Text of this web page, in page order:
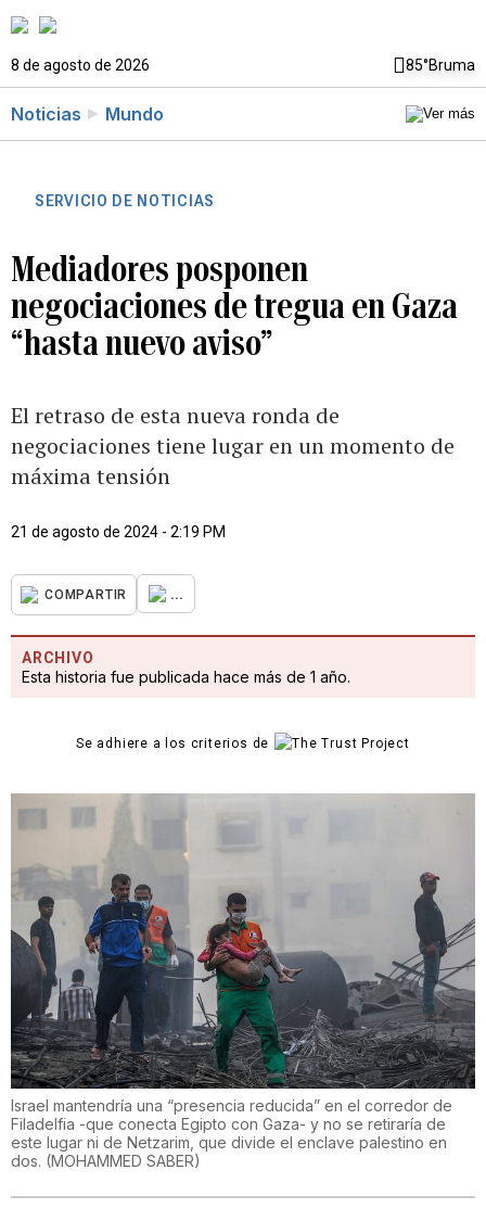
8 de agosto de 2026 85°Bruma
Noticias Mundo
SERVICIO DE NOTICIAS
Mediadores posponen
negociaciones de tregua en Gaza
“hasta nuevo aviso”
El retraso de esta nueva ronda de
negociaciones tiene lugar en un momento de
máxima tensión
21 de agosto de 2024 - 2:19 PM
COMPARTIR ...
ARCHIVO
Esta historia fue publicada hace más de 1 año.
Se adhiere a los criterios de
Israel mantendría una “presencia reducida” en el corredor de
Filadelfia -que conecta Egipto con Gaza- y no se retiraría de
este lugar ni de Netzarim, que divide el enclave palestino en
dos. (MOHAMMED SABER)